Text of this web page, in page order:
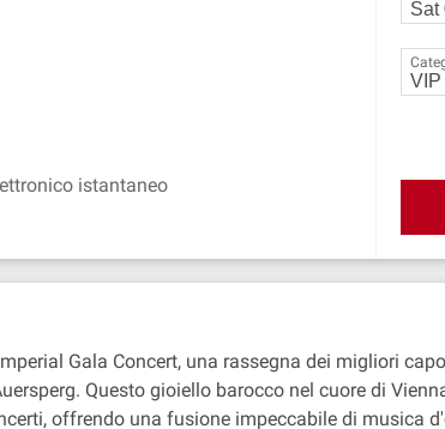
istantaneo
Gala Concert, una rassegna dei migliori
Questo gioiello barocco nel cuore di
offrendo una fusione impeccabile di musica